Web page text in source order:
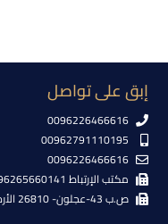
إبق على تواصل
0096226466616
00962791110195
0096226466616
مكتب الإرتباط 0096265660141
ص.ب 43-عجلون- 26810 الأردن